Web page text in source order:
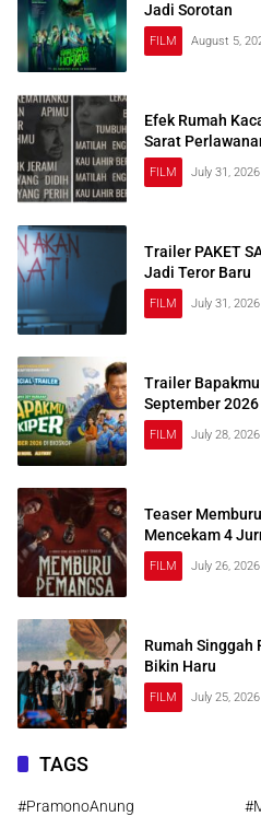
Jadi Sorotan
FILM August 5,
Efek Rumah
Sarat
FILM July 31, 2026
Trailer PAKET
Jadi Teror Baru
FILM July 31, 2026
Trailer
September 2026
FILM July 28, 2026
Teaser
Mencekam 4
FILM July 26, 2026
Rumah Singgah
Bikin Haru
FILM July 25, 2026
TAGS
#PramonoAnung